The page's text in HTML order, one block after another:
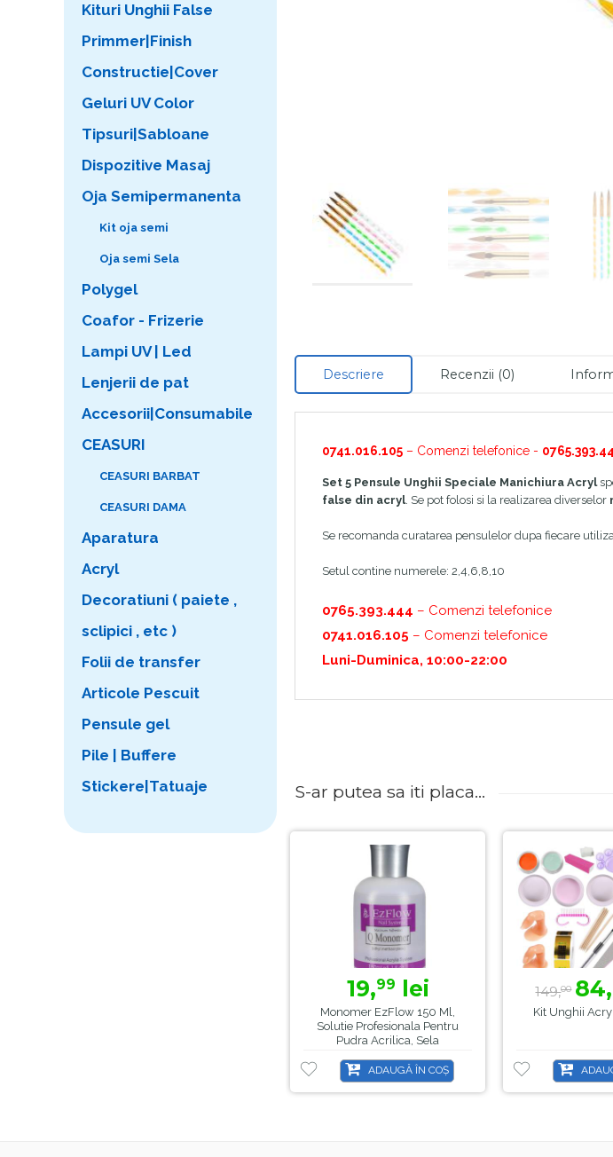
Descriere Recenzii (0)
0741.016.105 – Comenzi telefonice -
Set 5 Pensule Unghii Speciale Manichiura Acryl
false din acryl. Se pot folosi si la realizarea diverselor
Se recomanda curatarea pensulelor dupa fiecare
Setul contine numerele: 2,4,6,8,10
0765.393.444 – Comenzi telefonice
0741.016.105 – Comenzi telefonice
Luni-Duminica, 10:00-22:00
S-ar putea sa iti placa...
19,99 lei
Monomer EzFlow 150 Ml,
Solutie Profesionala Pentru
Pudra Acrilica, Sela
ADAUGĂ ÎN COȘ
149,00 84,
Kit Unghii
Kituri Unghii False
Primmer|Finish
Constructie|Cover
Geluri UV Color
Tipsuri|Sabloane
Dispozitive Masaj
Oja Semipermanenta
Kit oja semi
Oja semi Sela
Polygel
Coafor - Frizerie
Lampi UV | Led
Lenjerii de pat
Accesorii|Consumabile
CEASURI
CEASURI BARBAT
CEASURI DAMA
Aparatura
Acryl
Decoratiuni ( paiete ,
sclipici , etc )
Folii de transfer
Articole Pescuit
Pensule gel
Pile | Buffere
Stickere|Tatuaje